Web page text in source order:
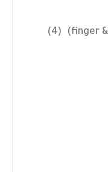
(4)